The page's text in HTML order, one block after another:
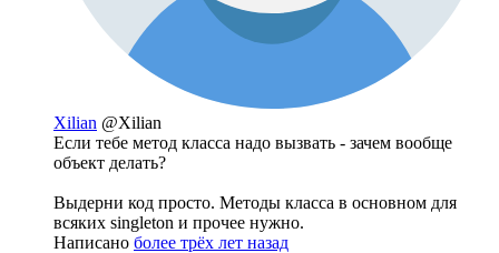
Xilian @Xilian
Если тебе метод класса надо вызвать - зачем вообще
объект делать?
Выдерни код просто. Методы класса в основном для
всяких singleton и прочее нужно.
Написано более трёх лет назад